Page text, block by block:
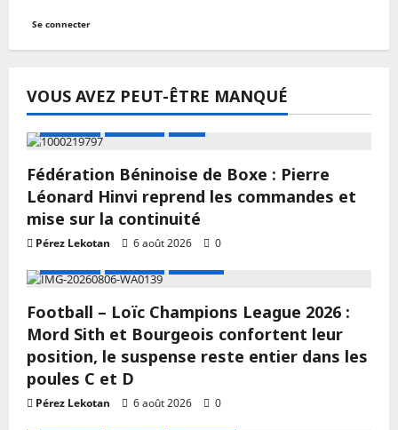
Se connecter
VOUS AVEZ PEUT-ÊTRE MANQUÉ
Fédération Béninoise de Boxe : Pierre
Léonard Hinvi reprend les commandes et
mise sur la continuité
Pérez Lekotan 6 août 2026
0
Football – Loïc Champions League 2026 :
Mord Sith et Bourgeois confortent leur
position, le suspense reste entier dans les
poules C et D
Pérez Lekotan 6 août 2026
0